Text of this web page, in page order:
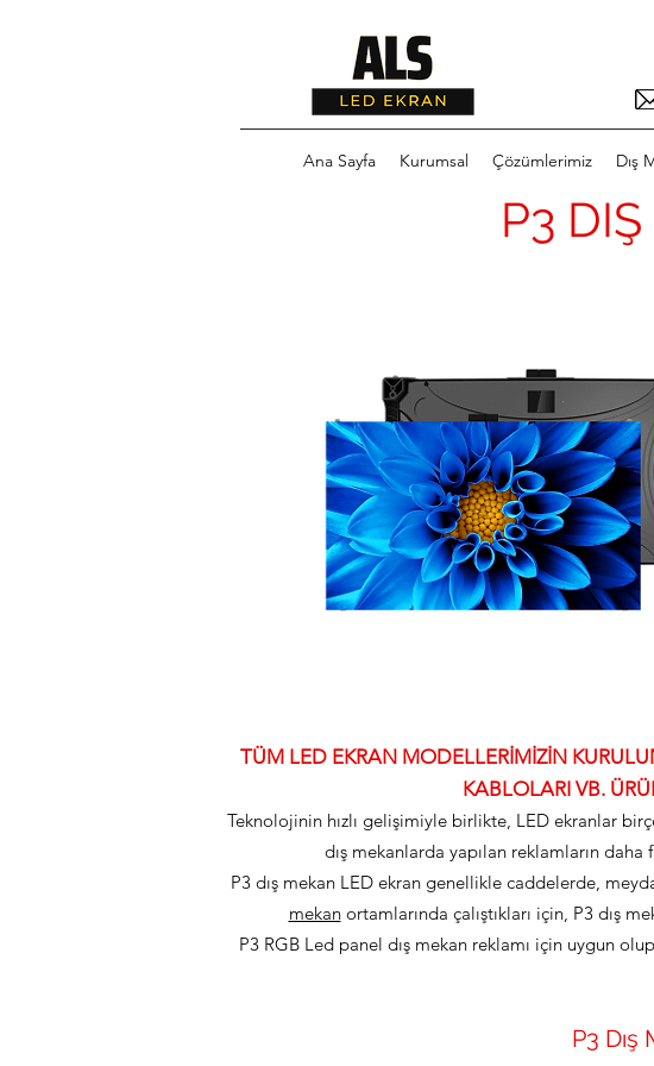
Ana Sayfa Kurumsal Çözümlerimiz Dış
P3
TÜM LED EKRAN MODELLERİMİZİN
KABLOLARI VB.
Teknolojinin hızlı gelişimiyle birlikte, LED ekranlar
dış mekanlarda yapılan reklamların
P3 dış mekan LED ekran genellikle caddelerde,
mekanortamlarında çalıştıkları için, P3 dış
P3 RGB Led panel dış mekan reklamı için uygun
P3